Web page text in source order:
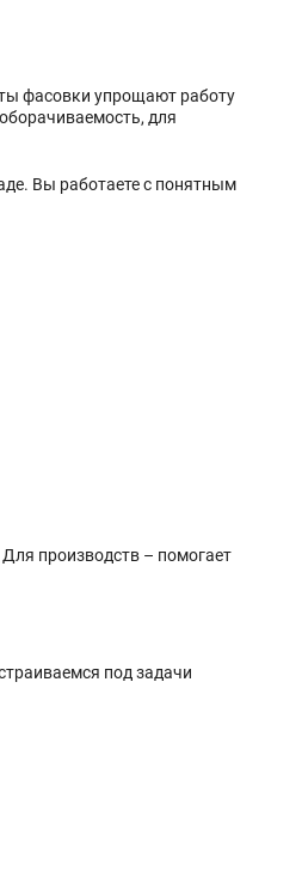
фасовки упрощают работу
для
Вы работаете с понятным
производств – помогает
под задачи